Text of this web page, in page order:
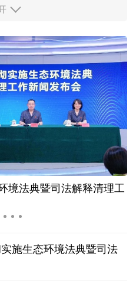
“组合拳”
炉 见证产业提质跃迁
端钢材迎来密集突破
药选择网络平台首发
行业运行韧性较强
业务火热，记者探访
旅游”收紧“出生公民权”
境法典暨司法解释清理工
施生态环境法典暨司法